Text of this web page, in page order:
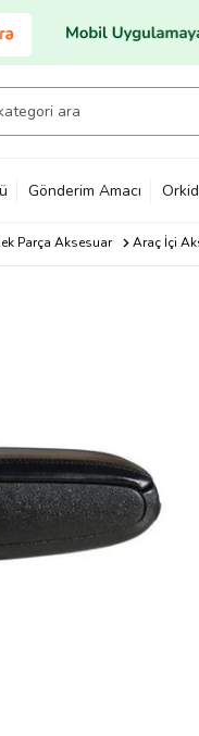
Gönderim Amacı
Parça Aksesuar Araç İçi